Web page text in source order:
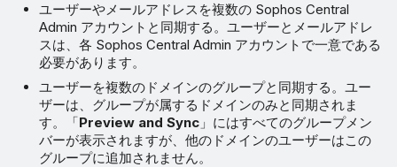
ユーザーやメールアドレスを複数の Sophos Central
Admin アカウントと同期する。ユーザーとメールアドレ
スは、各 Sophos Central Admin アカウントで一意である
必要があります。
ユーザーを複数のドメインのグループと同期する。ユー
ザーは、グループが属するドメインのみと同期されま
す。「Preview and Sync 」にはすべてのグループメン
バーが表示されますが、他のドメインのユーザーはこの
グループに追加されません。